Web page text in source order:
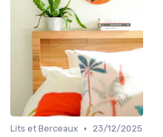
Lits et Berceaux •
23/12/2025